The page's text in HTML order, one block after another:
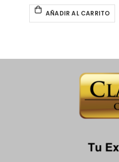
AÑADIR AL CARRITO